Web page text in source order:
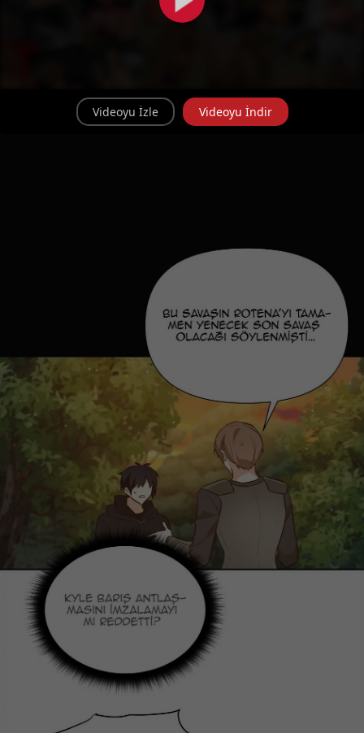
Videoyu İzle Videoyu İndir